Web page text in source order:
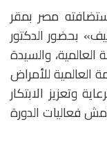
مصر بمقر
بحضور الدكتور
والسيدة
العالمية للأمراض
وتعزيز الابتكار
فعاليات الدورة